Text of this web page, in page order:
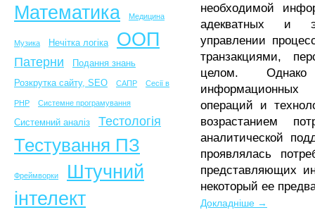
Математика Медицина
Музика Нечітка логіка ООП
Патерни
Подання знань
Розкрутка сайту, SEO
САПР Сесії в
PHP Системне програмування
Системний аналіз Тестологія
Тестування ПЗ
Фреймворки
Штучний
інтелект
необходимой
адекватных и
управлении
транзакциями,
целом.
операций и
возрастанием
аналитической
проявлялась
представляющих
некоторый ее
Докладніше →